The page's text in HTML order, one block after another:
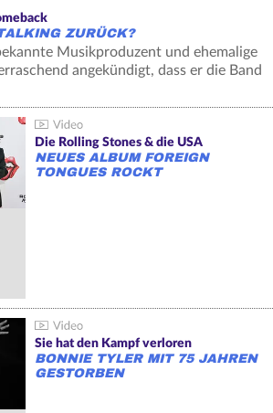
ZURÜCK?
Musikproduzent und ehemalige
angekündigt, dass er die Band
Die Rolling Stones & die USA
NEUES ALBUM FOREIGN
TONGUES ROCKT
Sie hat den Kampf verloren
BONNIE TYLER MIT 75 JAHREN
GESTORBEN